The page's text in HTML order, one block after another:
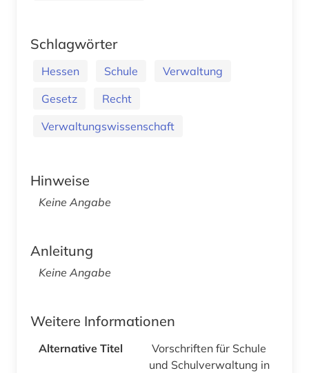
Schlagwörter
Hessen Schule
Verwaltung
Gesetz
Recht
Verwaltungswissenschaft
Hinweise
Keine Angabe
Anleitung
Keine Angabe
Weitere Informationen
Alternative Titel
Vorschriften für Schule
und Schulverwaltung in